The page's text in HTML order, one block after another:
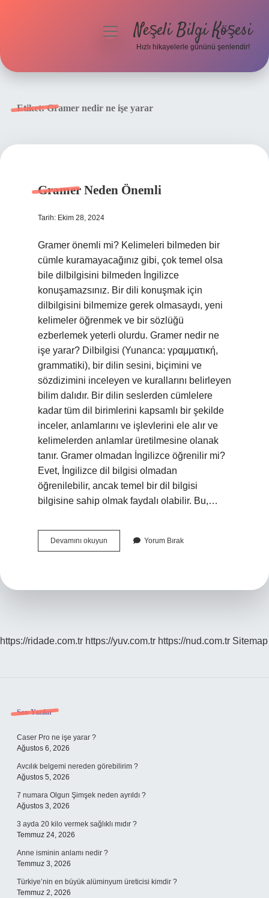
menüyüNeşeli Bilgi Köşesi
Hızlı hikayelerle gününü şenlendir!
Etiket:Gramer nedir ne işe yarar
Gramer Neden Önemli
Tarih: Ekim 28, 2024
Gramer önemli mi? Kelimeleri bilmeden bir
cümle kuramayacağınız gibi, çok temel olsa
bile dilbilgisini bilmeden İngilizce
konuşamazsınız. Bir dili konuşmak için
dilbilgisini bilmemize gerek olmasaydı, yeni
kelimeler öğrenmek ve bir sözlüğü
ezberlemek yeterli olurdu. Gramer nedir ne
işe yarar? Dilbilgisi (Yunanca: γραμματική,
grammatiki), bir dilin sesini, biçimini ve
sözdizimini inceleyen ve kurallarını belirleyen
bilim dalıdır. Bir dilin seslerden cümlelere
kadar tüm dil birimlerini kapsamlı bir şekilde
inceler, anlamlarını ve işlevlerini ele alır ve
kelimelerden anlamlar üretilmesine olanak
tanır. Gramer olmadan İngilizce öğrenilir mi?
Evet, İngilizce dil bilgisi olmadan
öğrenilebilir, ancak temel bir dil bilgisi
bilgisine sahip olmak faydalı olabilir. Bu,…
Devamını okuyun
Neden
Yorum Bırak
https://ridade.com.tr https://yuv.com.tr https://nud.com.tr Sitemap
Sidebar
Son Yazılar
Caser Pro ne işe yarar ?
Ağustos 6, 2026
Avcılık belgemi nereden görebilirim ?
Ağustos 5, 2026
7 numara Olgun Şimşek neden ayrıldı ?
Ağustos 3, 2026
3 ayda 20 kilo vermek sağlıklı mıdır ?
Temmuz 24, 2026
Anne isminin anlamı nedir ?
Temmuz 3, 2026
Türkiye’nin en büyük alüminyum üreticisi kimdir ?
Temmuz 2, 2026